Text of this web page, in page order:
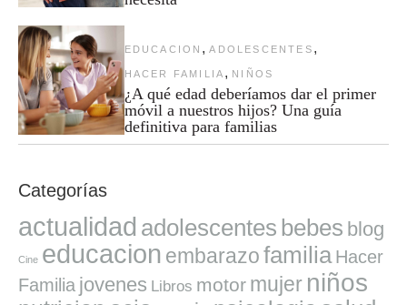
EDUCACION , ADOLESCENTES ,
HACER FAMILIA , NIÑOS
¿A qué edad deberíamos dar el primer
móvil a nuestros hijos? Una guía
definitiva para familias
Categorías
actualidad adolescentes bebes blog
Cine educacion embarazofamilia Hacer
Familia jovenes Libros motor mujer niños